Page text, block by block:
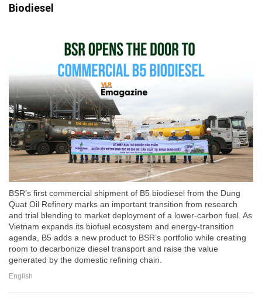
Biodiesel
BSR’s first commercial shipment of B5 biodiesel from the Dung
Quat Oil Refinery marks an important transition from research
and trial blending to market deployment of a lower-carbon fuel. As
Vietnam expands its biofuel ecosystem and energy-transition
agenda, B5 adds a new product to BSR’s portfolio while creating
room to decarbonize diesel transport and raise the value
generated by the domestic refining chain.
English